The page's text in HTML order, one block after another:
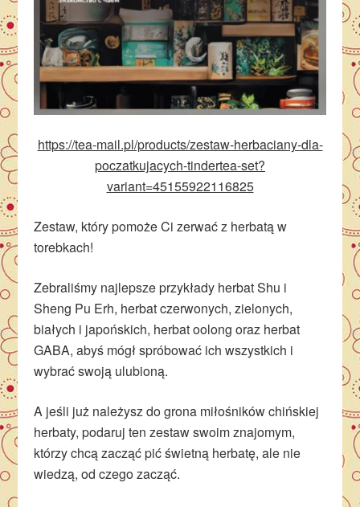
https://tea-mail.pl/products/zestaw-herbaciany-dla-
poczatkujacych-tindertea-set?
variant=45155922116825
Zestaw, który pomoże Ci zerwać z herbatą w
torebkach!
Zebraliśmy najlepsze przykłady herbat Shu i
Sheng Pu Erh, herbat czerwonych, zielonych,
białych i japońskich, herbat oolong oraz herbat
GABA, abyś mógł spróbować ich wszystkich i
wybrać swoją ulubioną.
A jeśli już należysz do grona miłośników chińskiej
herbaty, podaruj ten zestaw swoim znajomym,
którzy chcą zacząć pić świetną herbatę, ale nie
wiedzą, od czego zacząć.